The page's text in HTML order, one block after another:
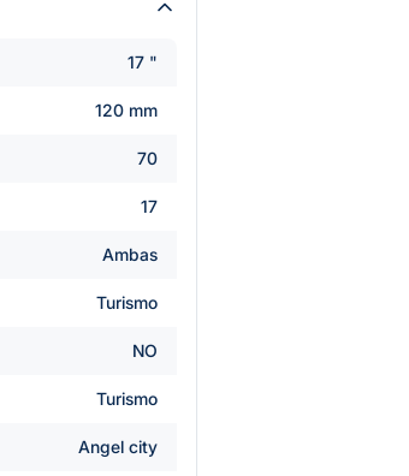
17 "
120 mm
70
17
Ambas
Turismo
NO
Turismo
Angel city